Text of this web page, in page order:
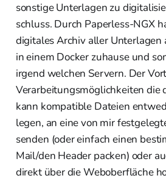
sonstige Unterlagen zu
schluss. Durch Paperless-NGX
digitales Archiv aller
in einem Docker zuhause und
irgend welchen Servern. Der
Verarbeitungsmöglichkeiten die
kann kompatible Dateien
legen, an eine von mir
senden (oder einfach einen
Mail/den Header packen) oder
direkt über die Weboberfläche